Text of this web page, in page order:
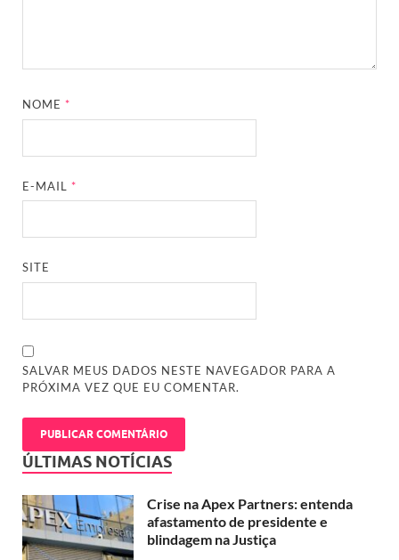
NOME*
E-MAIL*
SITE
SALVAR MEUS DADOS NESTE NAVEGADOR PARA A
PRÓXIMA VEZ QUE EU COMENTAR.
ÚLTIMAS NOTÍCIAS
Crise na Apex Partners: entenda
afastamento de presidente e
blindagem na Justiça